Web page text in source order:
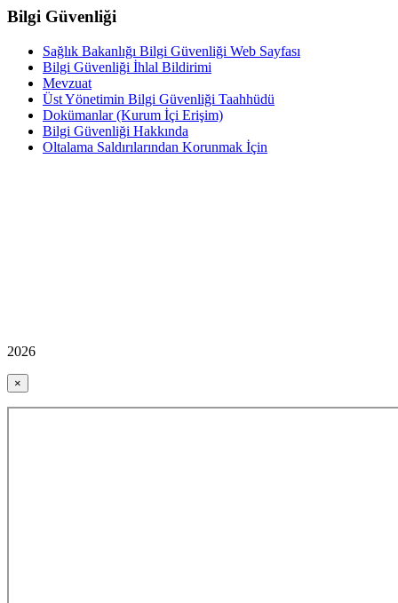
Bilgi Güvenliği
Sağlık Bakanlığı Bilgi Güvenliği Web Sayfası
Bilgi Güvenliği İhlal Bildirimi
Mevzuat
Üst Yönetimin Bilgi Güvenliği Taahhüdü
Dokümanlar (Kurum İçi Erişim)
Bilgi Güvenliği Hakkında
Oltalama Saldırılarından Korunmak İçin
2026
×